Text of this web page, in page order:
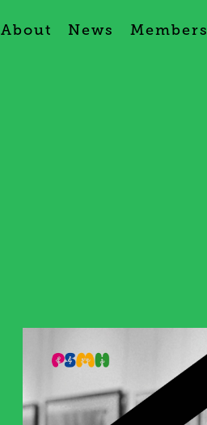
About News Members